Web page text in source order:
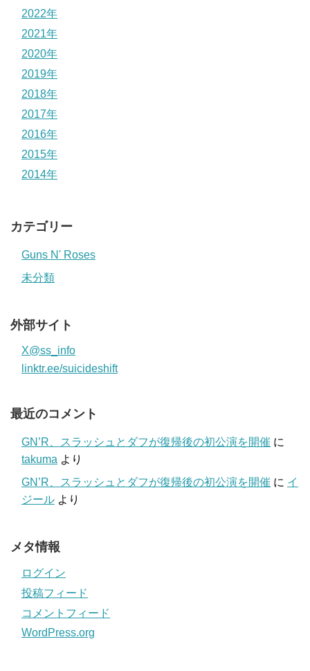
2022年
2021年
2020年
2019年
2018年
2017年
2016年
2015年
2014年
カテゴリー
Guns N' Roses
未分類
外部サイト
X@ss_info
linktr.ee/suicideshift
最近のコメント
GN’R、スラッシュとダフが復帰後の初公演を開催 に
takuma より
GN’R、スラッシュとダフが復帰後の初公演を開催 に イ
ジール より
メタ情報
ログイン
投稿フィード
コメントフィード
WordPress.org